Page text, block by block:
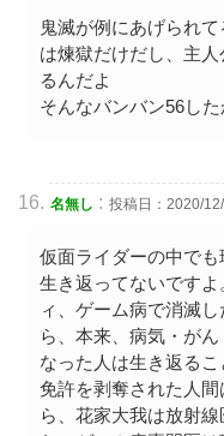
鬼滅が例にあげられ
は煉獄だけだし、主
るんだよ
そんなバンバン56し
名無し : 投稿日：2020/
仮面ライダーの中で
生き返ってないです
ィ、ゲーム病で消滅
ら、本来、病気・が
なった人は生き返る
免許を剥奪された人
ら、花家大我は放射